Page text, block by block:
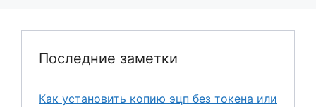
Последние заметки
Как установить копию эцп без токена или